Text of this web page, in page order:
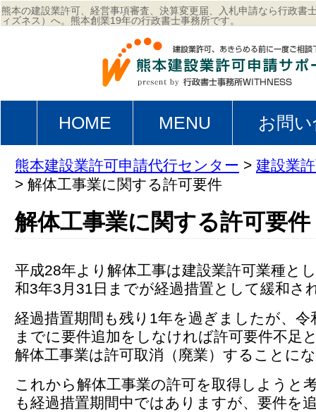
熊本の建設業許可、経営事項審査、決算変更届、入札申請なら行政書
ィズネス）へ。熊本創業19年の行政書士事務所です。
HOME MENU お問
熊本建設業許可申請代行センター > 建設業
> 解体工事業に関する許可要件
解体工事業に関する許可要件
平成28年より解体工事は建設業許可業種と
和3年3月31日までが経過措置として緩和さ
経過措置期間も残り1年を過ぎましたが、令
までに要件追加をしなければ許可要件不足
解体工事業は許可取消（廃業）することに
これから解体工事業の許可を取得しようと
も経過措置期間中ではありますが、要件を